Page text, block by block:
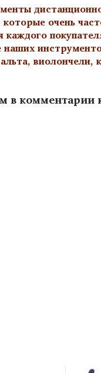
очень
виолончели,
в